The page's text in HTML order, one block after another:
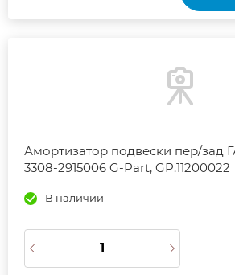
Амортизатор подвески пер/зад
3308-2915006 G-Part, GP.11200022
В наличии